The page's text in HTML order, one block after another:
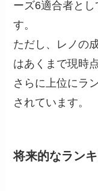
ーズ6適合者と
す。
ただし、レノの
はあくまで現時
さらに上位にラ
されています。
将来的なラン